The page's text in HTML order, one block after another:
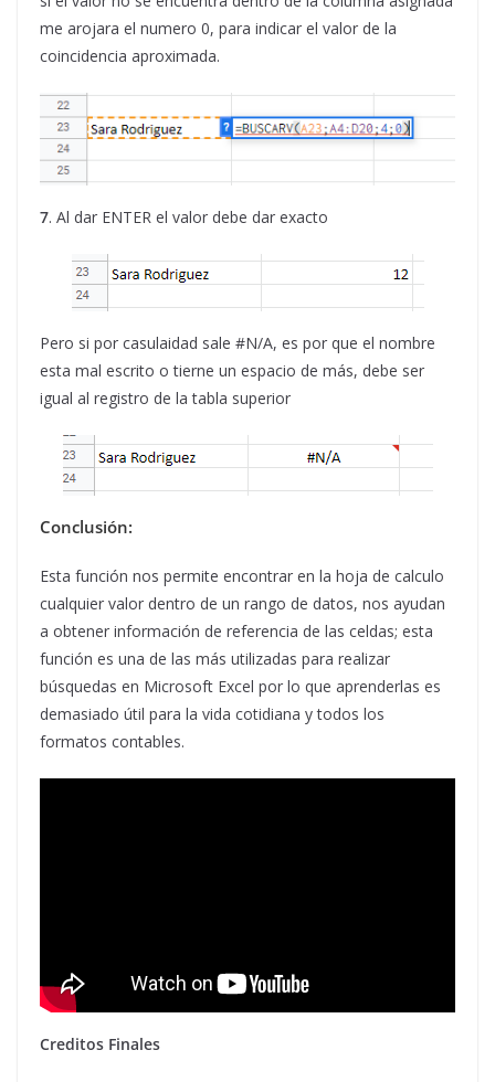
me arojara el numero 0, para indicar el valor de la
coincidencia aproximada.
7. Al dar ENTER el valor debe dar exacto
Pero si por casulaidad sale #N/A, es por que el nombre
esta mal escrito o tierne un espacio de más, debe ser
igual al registro de la tabla superior
Conclusión:
Esta función nos permite encontrar en la hoja de calculo
cualquier valor dentro de un rango de datos, nos ayudan
a obtener información de referencia de las celdas; esta
función es una de las más utilizadas para realizar
búsquedas en Microsoft Excel por lo que aprenderlas es
demasiado útil para la vida cotidiana y todos los
formatos contables.
Creditos Finales